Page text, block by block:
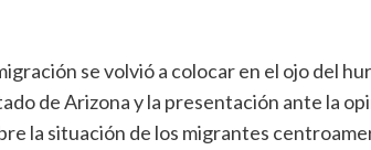
se volvió a colocar en el ojo del
de Arizona y la presentación ante la
la situación de los migrantes